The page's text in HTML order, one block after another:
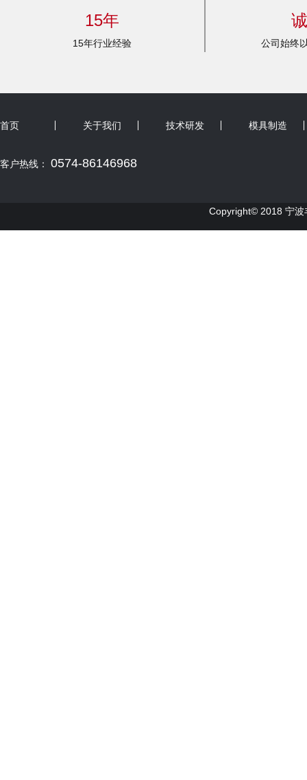
15年
15年行业经验 公司始终
首页 关于我们 技术研发 模具制造
客户热线： 0574-86146968
Copyright© 2018 宁波